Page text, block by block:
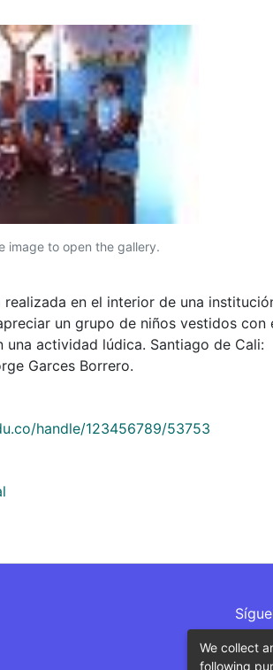
image to open the gallery.
realizada en el interior de una
un grupo de niños vestidos con
una actividad lúdica. Santiago de Cali:
Garces Borrero.
handle/123456789/53753
We collect
following